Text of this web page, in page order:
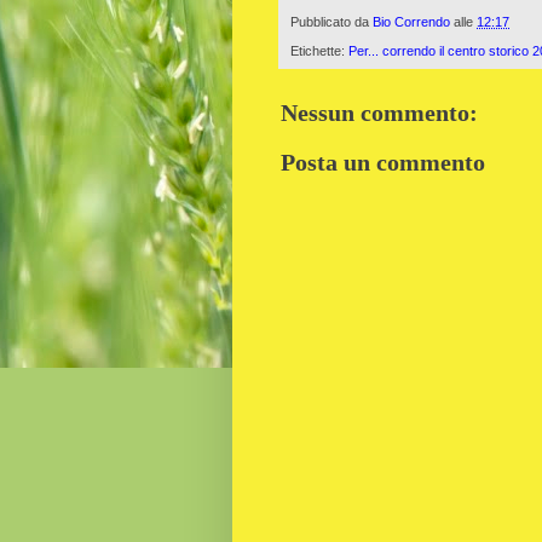
Pubblicato da Bio Correndo alle 12:17
Etichette: Per... correndo il centro storico
Nessun commento:
Posta un commento